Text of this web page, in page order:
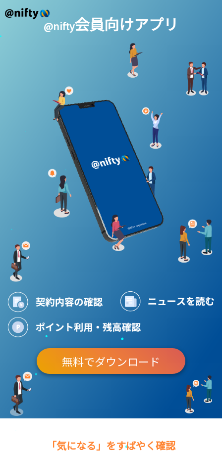
@nifty会員向けアプリ
無料でダウンロード
「気になる」をすばやく確認